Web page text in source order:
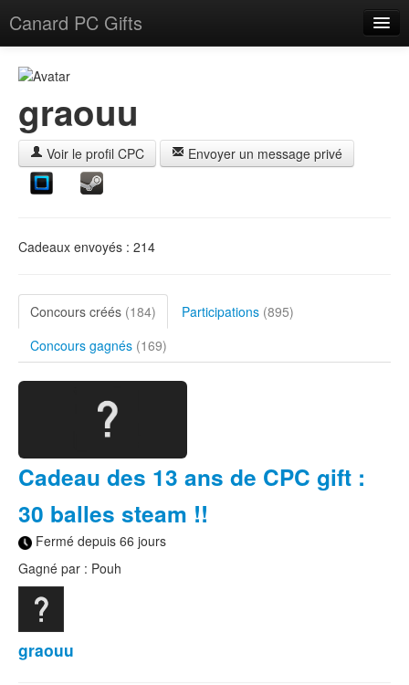
Canard PC Gifts
Connexion
graouu
Voir le profil CPC Envoyer un message privé
Cadeaux envoyés : 214
Concours créés (184) Participations (895)
Concours gagnés (169)
Cadeau des 13 ans de CPC gift :
30 balles steam !!
Fermé depuis 66 jours
Gagné par : Pouh
graouu